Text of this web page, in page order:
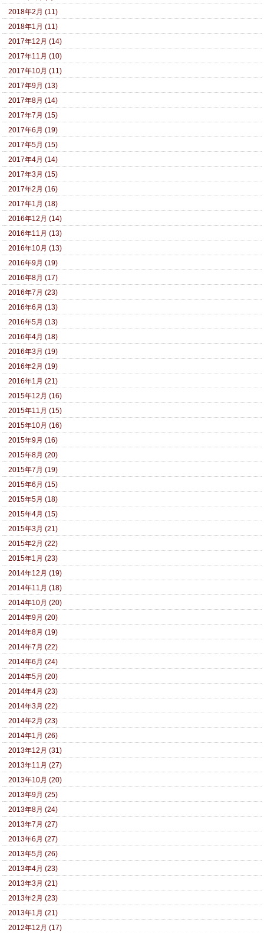
2018年2月 (11)
2018年1月 (11)
2017年12月 (14)
2017年11月 (10)
2017年10月 (11)
2017年9月 (13)
2017年8月 (14)
2017年7月 (15)
2017年6月 (19)
2017年5月 (15)
2017年4月 (14)
2017年3月 (15)
2017年2月 (16)
2017年1月 (18)
2016年12月 (14)
2016年11月 (13)
2016年10月 (13)
2016年9月 (19)
2016年8月 (17)
2016年7月 (23)
2016年6月 (13)
2016年5月 (13)
2016年4月 (18)
2016年3月 (19)
2016年2月 (19)
2016年1月 (21)
2015年12月 (16)
2015年11月 (15)
2015年10月 (16)
2015年9月 (16)
2015年8月 (20)
2015年7月 (19)
2015年6月 (15)
2015年5月 (18)
2015年4月 (15)
2015年3月 (21)
2015年2月 (22)
2015年1月 (23)
2014年12月 (19)
2014年11月 (18)
2014年10月 (20)
2014年9月 (20)
2014年8月 (19)
2014年7月 (22)
2014年6月 (24)
2014年5月 (20)
2014年4月 (23)
2014年3月 (22)
2014年2月 (23)
2014年1月 (26)
2013年12月 (31)
2013年11月 (27)
2013年10月 (20)
2013年9月 (25)
2013年8月 (24)
2013年7月 (27)
2013年6月 (27)
2013年5月 (26)
2013年4月 (23)
2013年3月 (21)
2013年2月 (23)
2013年1月 (21)
2012年12月 (17)